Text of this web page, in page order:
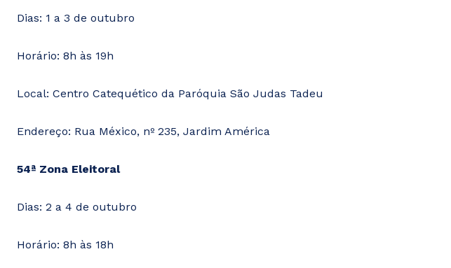
Dias: 1 a 3 de outubro
Horário: 8h às 19h
Local: Centro Catequético da Paróquia São Judas Tadeu
Endereço: Rua México, nº 235, Jardim América
54ª Zona Eleitoral
Dias: 2 a 4 de outubro
Horário: 8h às 18h